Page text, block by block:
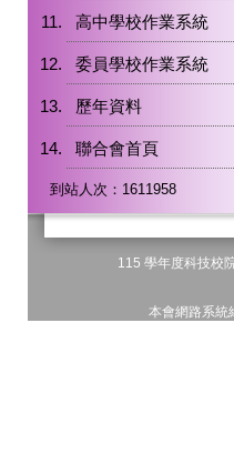
高中學校作業系統
委員學校作業系統
歷年資料
聯合會首頁
到站人次：1611958
115 學年度科技校
本會網路系統